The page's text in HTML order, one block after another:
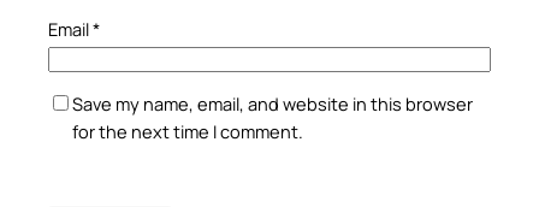
Email*
Save my name, email, and website in this browser
for the next time I comment.